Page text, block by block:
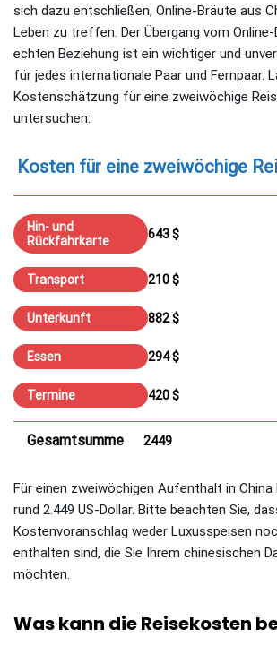
sich dazu entschließen, Online-Bräute aus
Leben zu treffen. Der Übergang vom
echten Beziehung ist ein wichtiger und
für jedes internationale Paar und Fernpaar.
Kostenschätzung für eine zweiwöchige
untersuchen:
Kosten für eine zweiwöchige
Hin- und
Rückfahrkarte
643 $
Transport 210 $
Unterkunft 882 $
Essen 294 $
Termine 420 $
Gesamtsumme 2449
Für einen zweiwöchigen Aufenthalt in China
rund 2.449 US-Dollar. Bitte beachten Sie,
Kostenvoranschlag weder Luxusspeisen
enthalten sind, die Sie Ihrem chinesischen
möchten.
Was kann die Reisekosten